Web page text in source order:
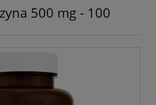
500 mg - 100